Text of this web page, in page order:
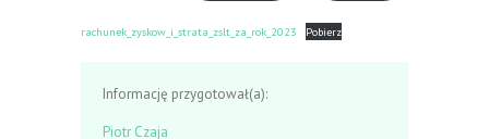
rachunek_zyskow_i_strata_zslt_za_rok_2023 Pobierz
Informację przygotował(a):
Piotr Czaja